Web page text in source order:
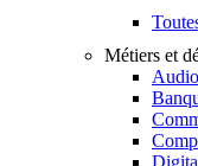
Métiers et